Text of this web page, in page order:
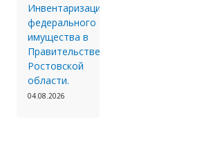
Инвентаризации
федерального
имущества в
Правительстве
Ростовской
области.
04.08.2026